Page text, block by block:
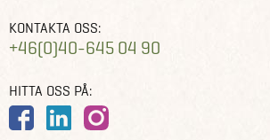
KONTAKTA OSS:
+46(0)40-645 04 90
HITTA OSS PÅ: